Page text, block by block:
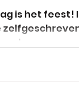
is het feest!
de grens van